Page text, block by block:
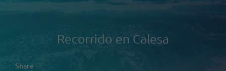
Recorrido en Calesa
Share